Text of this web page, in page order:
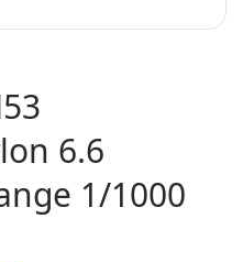
6.6
1/1000